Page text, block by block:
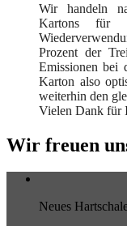
Wir handeln
Kartons für
Prozent der
Emissionen bei
Karton also
weiterhin den
Vielen Dank für
Wir freuen
Neues